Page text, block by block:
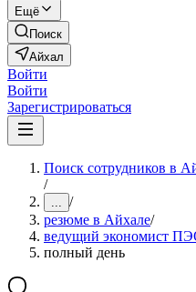
Ещё
Поиск
Айхал
Войти
Войти
Зарегистрироваться
Поиск сотрудников в
/
... /
резюме в Айхале/
ведущий экономист
полный день